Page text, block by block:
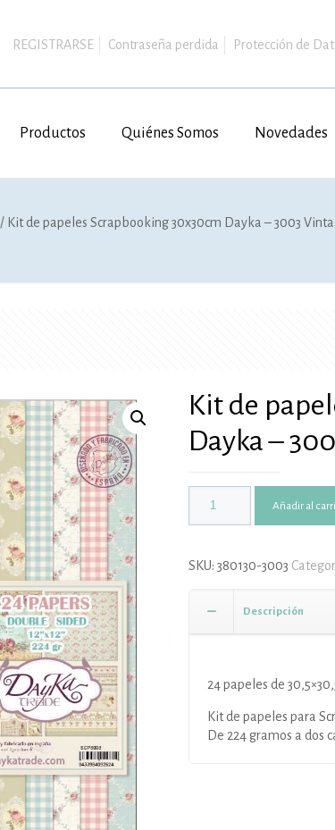
REGISTRARSE Contraseña perdida Protección de
Productos Quiénes Somos Novedades
/ Kit de papeles Scrapbooking 30x30cm Dayka – 3003
Kit de
Dayka –
Añadir al
SKU: 380130-3003
Descripción
24 papeles de
Kit de papeles para
De 224 gramos a dos